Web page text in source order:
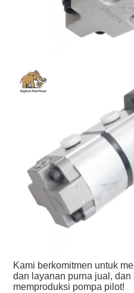
Kami berkomitmen untuk
dan layanan purna jual,
memproduksi pompa pilot!